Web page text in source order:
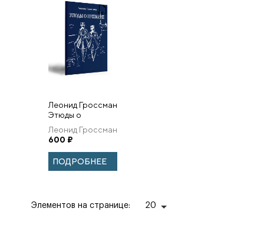
Леонид Гроссман
Этюды о
Пушкине
Леонид Гроссман
600 ₽
ПОДРОБНЕЕ
Элементов на странице: 20